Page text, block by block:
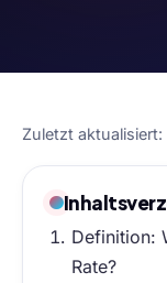
Zuletzt aktualisiert:
Definition:
Rate?